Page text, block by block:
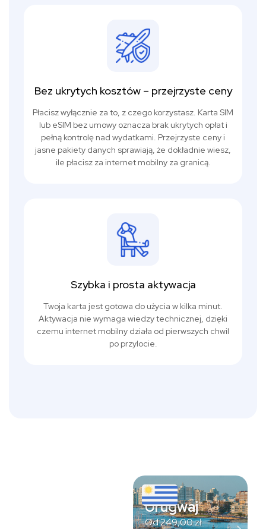
Bez ukrytych kosztów – przejrzyste ceny
Płacisz wyłącznie za to, z czego korzystasz. Karta SIM
lub eSIM bez umowy oznacza brak ukrytych opłat i
pełną kontrolę nad wydatkami. Przejrzyste ceny i
jasne pakiety danych sprawiają, że dokładnie wiesz,
ile płacisz za internet mobilny za granicą.
Szybka i prosta aktywacja
Twoja karta jest gotowa do użycia w kilka minut.
Aktywacja nie wymaga wiedzy technicznej, dzięki
czemu internet mobilny działa od pierwszych chwil
po przylocie.
Urugwaj
Od249,00zł